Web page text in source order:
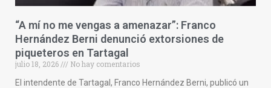
“A mí no me vengas a amenazar”: Franco
Hernández Berni denunció extorsiones de
piqueteros en Tartagal
julio 18, 2026
No hay comentarios
El intendente de Tartagal, Franco Hernández Berni, publicó un